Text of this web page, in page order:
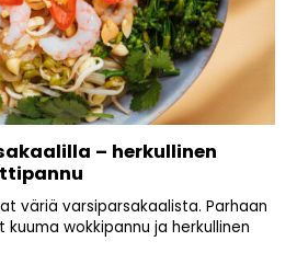
– herkullinen
väriä varsiparsakaalista. Parhaan
wokkipannu ja herkullinen